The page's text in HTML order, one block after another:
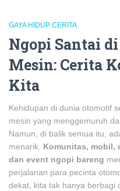
GAYA HIDUP CERITA
Ngopi Santai
Mesin: Cerita
Kita
Kehidupan di dunia otomotif
mesin yang menggemuruh
Namun, di balik semua itu,
menarik. Komunitas,
dan event ngopi bareng
perjalanan para pecinta
dekat, kita tak hanya berbagi